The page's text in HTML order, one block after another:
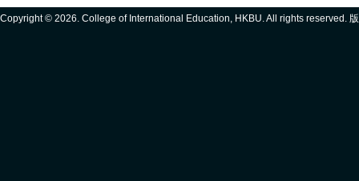
Copyright © 2026. College of International Education, HKBU. All rights reserved.